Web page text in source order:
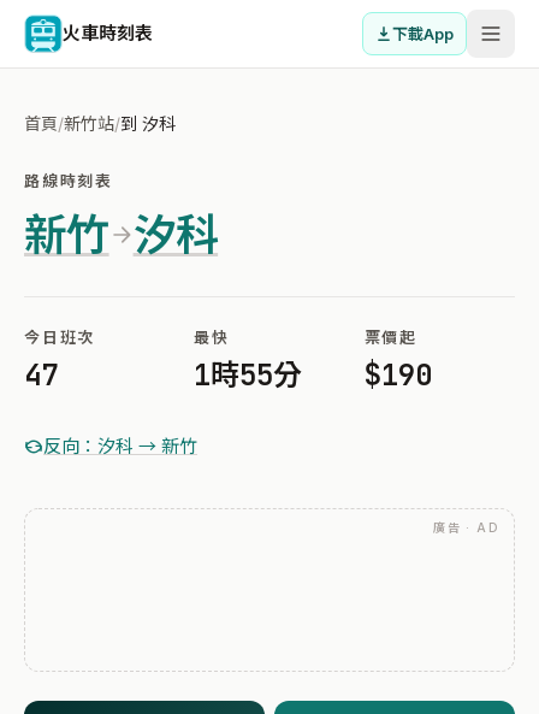
火車時刻表 下載App
首頁/新竹站/到 汐科
路線時刻表
新竹 汐科
今日班次
47
最快
1時55分
票價起
$190
反向：汐科 → 新竹
廣告 · AD